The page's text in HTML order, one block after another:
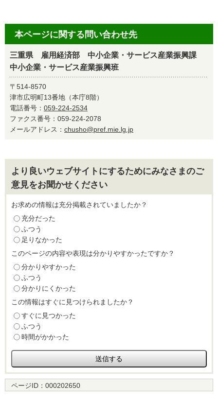
本ページに関する問い合わせ先
三重県 雇用経済部 中小企業・サービス産業振興課
中小企業・サービス産業振興班
〒514-8570
津市広明町13番地（本庁8階）
電話番号： 059-224-2534
ファクス番号：059-224-2078
メールアドレス： chusho@pref.mie.lg.jp
より良いウェブサイトにするためにみなさまのご
意見をお聞かせください
お求めの情報は充分掲載されていましたか？
充分だった
ふつう
足りなかった
このページの内容や表現は分かりやすかったですか？
分かりやすかった
ふつう
分かりにくかった
この情報はすぐに見つけられましたか？
すぐに見つかった
ふつう
時間がかかった
ページID： 000202650